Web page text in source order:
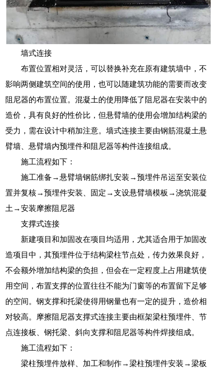
墙式连接
布置位置相对灵活，可以替换补充在原有建筑墙中，不
影响两侧建筑空间的使用，也可以随建筑功能的需要而改变
阻尼器的布置位置。混凝土的使用降低了阻尼器在安装中的
造价，具有良好的性价比，但悬臂墙的使用会增加结构梁的
受力，需在设计中稍加注意。墙式连接主要由钢筋混凝土悬
臂墙、悬臂墙内预埋件和阻尼器等构件连接组成。
施工流程如下：
施工准备→悬臂墙钢筋绑扎安装→预埋件吊运至安装位
置并复核→预埋件安装、固定→支设悬臂墙模板→浇筑混凝
土→安装摩擦阻尼器
支撑式连接
新建项目和加固改在项目均适用，尤其适合用于加固改
造项目中，其预埋件位于结构梁柱节点处，传力效果良好，
不会额外增加结构梁的负担，但会在一定程度上占用建筑使
用空间，布置支撑的位置往往不能为门窗等的布置留下足够
的空间。钢支撑和托梁使得用钢量也有一定的提升，造价相
对较高。摩擦阻尼器支撑式连接主要由框架梁柱预埋件、节
点连接板、钢托梁、斜向支撑和阻尼器等构件焊接组成。
施工流程如下：
梁柱预埋件放样、加工和制作→梁柱预埋件安装→梁板